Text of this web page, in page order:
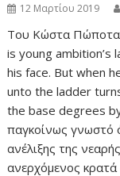
12 Μαρτίου 2019
Του Κώστα
is young
his face. But when
unto the ladder
the base degrees
παγκοίνως γνωστό
ανέλιξης της
ανερχόμενος